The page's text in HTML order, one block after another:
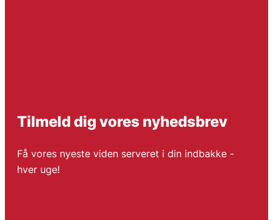
Tilmeld dig vores nyhedsbrev
Få vores nyeste viden serveret i din indbakke -
hver uge!